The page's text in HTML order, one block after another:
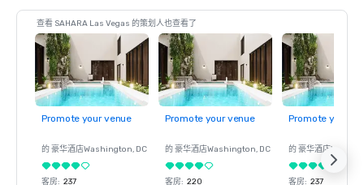
查看 SAHARA Las Vegas 的策划人也查看了
Promote your venue
的 豪华酒店Washington, DC
客房: 237
Promote your venue
的 豪华酒店Washington, DC
客房: 220
Promote your
的 豪华酒店
客房: 237